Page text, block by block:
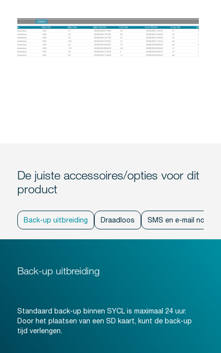
De juiste accessoires/opties voor dit
product
Back-up uitbreiding Draadloos SMS en e-mail
Back-up uitbreiding
Standaard back-up binnen SYCL is maximaal 24 uur.
Door het plaatsen van een SD kaart, kunt de back-up
tijd verlengen.